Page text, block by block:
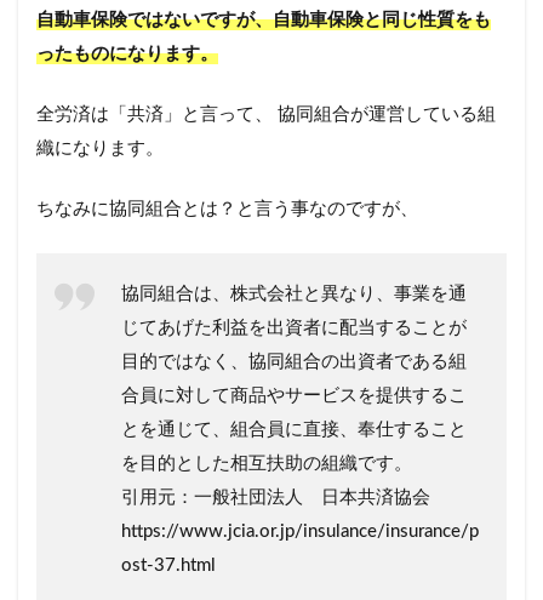
自動車保険ではないですが、自動車保険と同じ性質をも
ったものになります。
全労済は「共済」と言って、 協同組合が運営している組
織になります。
ちなみに協同組合とは？と言う事なのですが、
協同組合は、株式会社と異なり、事業を通
じてあげた利益を出資者に配当することが
目的ではなく、協同組合の出資者である組
合員に対して商品やサービスを提供するこ
とを通じて、組合員に直接、奉仕すること
を目的とした相互扶助の組織です。
引用元：一般社団法人 日本共済協会
https://www.jcia.or.jp/insulance/insurance/p
ost-37.html